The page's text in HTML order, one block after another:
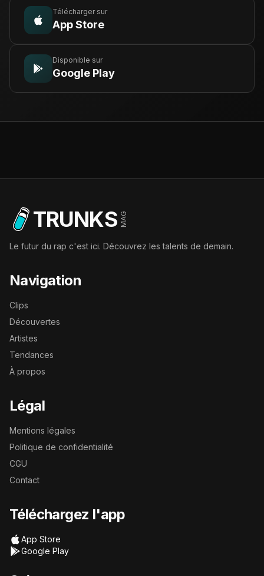
Télécharger sur
App Store
Disponible sur
Google Play
TRUNKS MAG
Le futur du rap c'est ici. Découvrez les talents de demain.
Navigation
Clips
Découvertes
Artistes
Tendances
À propos
Légal
Mentions légales
Politique de confidentialité
CGU
Contact
Téléchargez l'app
App Store
Google Play